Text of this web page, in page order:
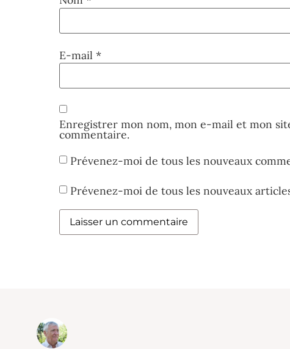
E-mail *
Enregistrer mon nom, mon e-mail et mon
commentaire.
Prévenez-moi de tous les nouveaux
Prévenez-moi de tous les nouveaux